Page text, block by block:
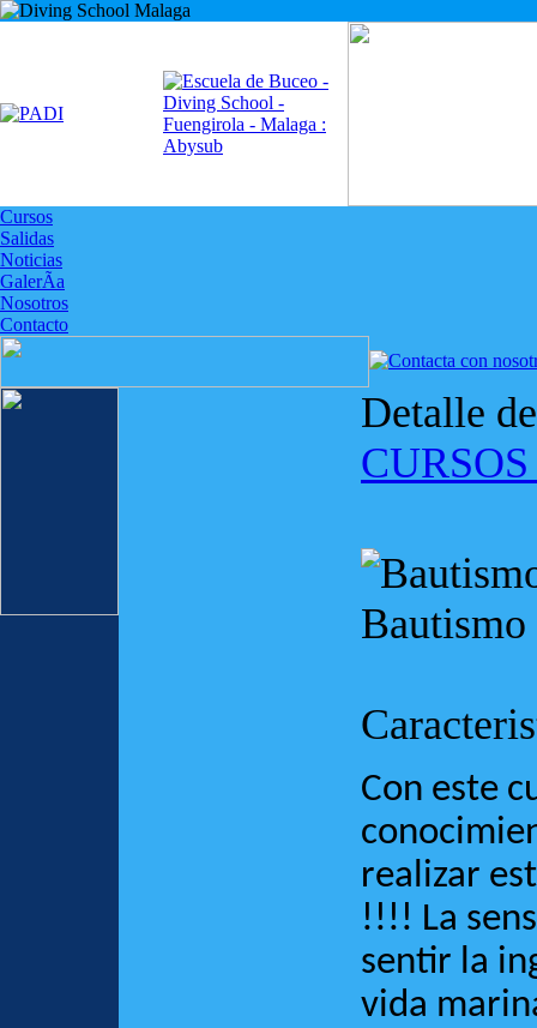
Cursos
Salidas
Noticias
GalerÃ­a
Nosotros
Contacto
Detalle
Con este
realizar
!!!! La
sentir la
vida